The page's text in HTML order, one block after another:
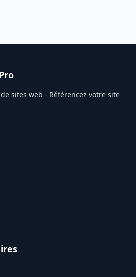
sites web - Référencez votre site